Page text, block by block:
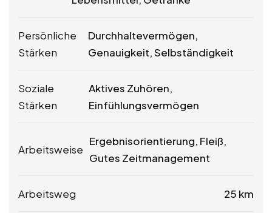
Persönliche
Stärken
Durchhaltevermögen,
Genauigkeit, Selbständigkeit
Soziale
Stärken
Aktives Zuhören,
Einfühlungsvermögen
Arbeitsweise
Ergebnisorientierung, Fleiß,
Gutes Zeitmanagement
Arbeitsweg 25 km